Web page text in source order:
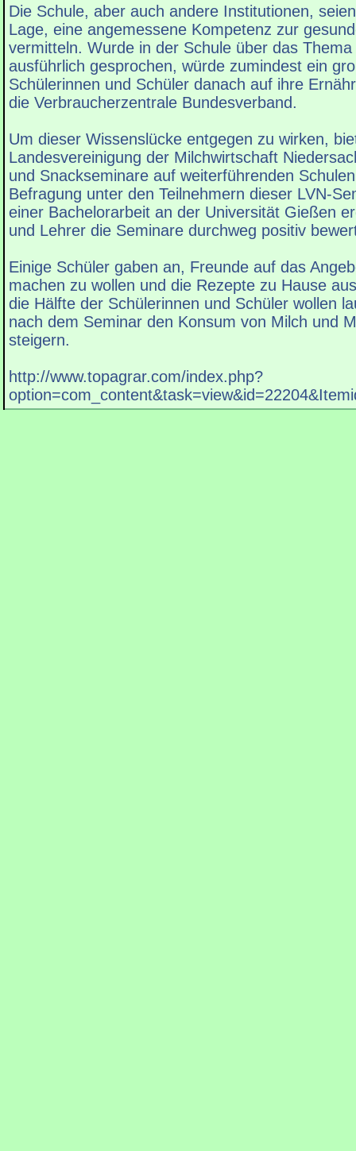
Die Schule, aber auch andere Institutionen,
Lage, eine angemessene Kompetenz zur
vermitteln. Wurde in der Schule über das
ausführlich gesprochen, würde zumindest ein
Schülerinnen und Schüler danach auf ihre
die Verbraucherzentrale Bundesverband.
Um dieser Wissenslücke entgegen zu wirken,
Landesvereinigung der Milchwirtschaft
und Snackseminare auf weiterführenden
Befragung unter den Teilnehmern dieser LVN-
einer Bachelorarbeit an der Universität Gießen
und Lehrer die Seminare durchweg positiv
Einige Schüler gaben an, Freunde auf das
machen zu wollen und die Rezepte zu Hause
die Hälfte der Schülerinnen und Schüler wollen
nach dem Seminar den Konsum von Milch und
steigern.
http://www.topagrar.com/index.php?